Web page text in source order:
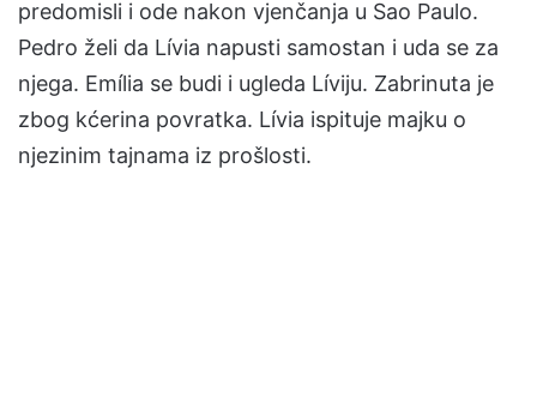
predomisli i ode nakon vjenčanja u Sao Paulo.
Pedro želi da Lívia napusti samostan i uda se za
njega. Emília se budi i ugleda Líviju. Zabrinuta je
zbog kćerina povratka. Lívia ispituje majku o
njezinim tajnama iz prošlosti.